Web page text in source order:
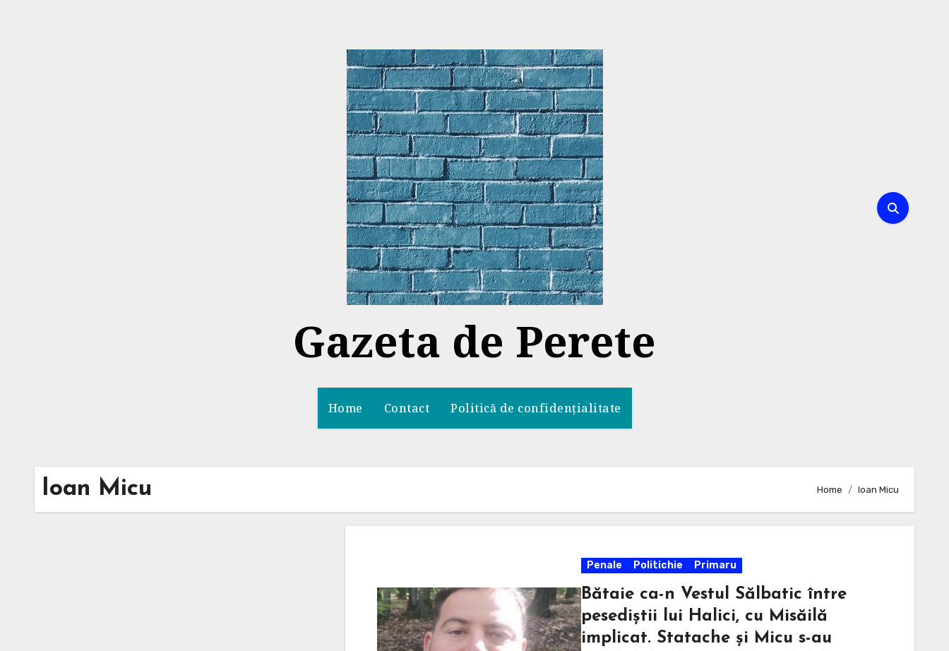
Gazeta de Perete
Home Contact Politică de confidențialitate
Ioan Micu Home Ioan Micu
Penale Politichie Primaru
Bătaie ca-n Vestul Sălbatic între
pesediștii lui Halici, cu Misăilă
implicat. Statache și Micu s-au